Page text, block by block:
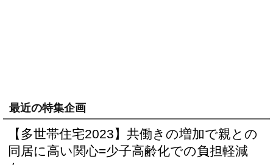
最近の特集企画
【多世帯住宅2023】共働きの増加で親との
同居に高い関心=少子高齢化での負担軽減